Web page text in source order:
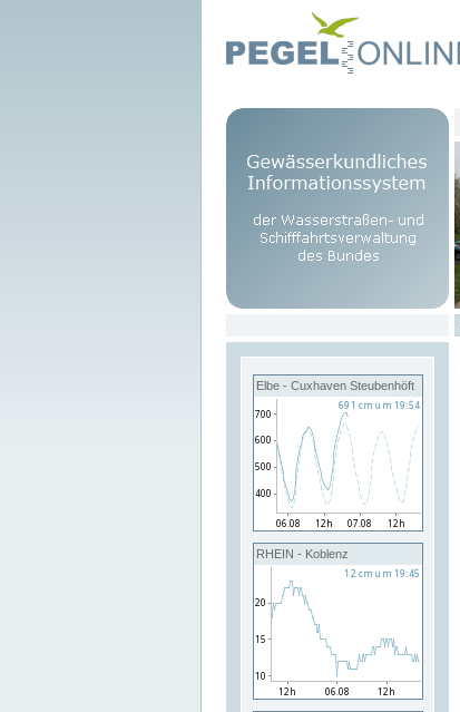
Elbe - Cuxhaven Steubenhöft
RHEIN - Koblenz